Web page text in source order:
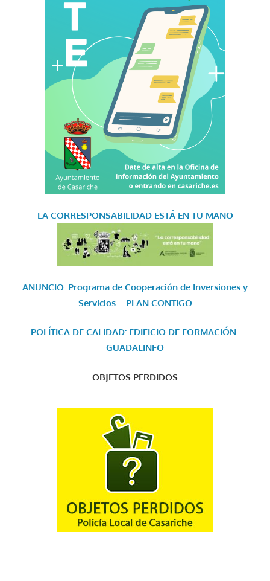
LA CORRESPONSABILIDAD ESTÁ EN TU MANO
ANUNCIO: Programa de Cooperación de Inversiones y
Servicios – PLAN CONTIGO
POLÍTICA DE CALIDAD: EDIFICIO DE FORMACIÓN-
GUADALINFO
OBJETOS PERDIDOS